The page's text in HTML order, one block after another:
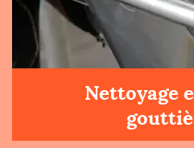
Nettoyage